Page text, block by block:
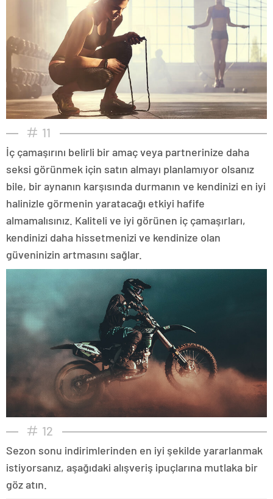
11
İç çamaşırını belirli bir amaç veya partnerinize daha
seksi görünmek için satın almayı planlamıyor olsanız
bile, bir aynanın karşısında durmanın ve kendinizi en iyi
halinizle görmenin yaratacağı etkiyi hafife
almamalısınız. Kaliteli ve iyi görünen iç çamaşırları,
kendinizi daha hissetmenizi ve kendinize olan
güveninizin artmasını sağlar.
12
Sezon sonu indirimlerinden en iyi şekilde yararlanmak
istiyorsanız, aşağıdaki alışveriş ipuçlarına mutlaka bir
göz atın.